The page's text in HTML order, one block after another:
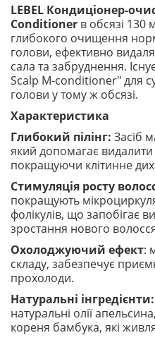
LEBEL Кондиціонер-
Conditioner в обсязі
глибокого очищення
голови, ефективно
сала та забруднення.
Scalp M-conditioner" для
голови у тому ж обсязі.
Характеристикa
Глибокий пілінг: Засіб
який допомагає видалити
покращуючи клітинне
Стимуляція росту
покращують
фолікулів, що запобігає
зростання нового
Охолоджуючий ефект:
складу, забезпечує
прохолоди.
Натуральні інгредієнти:
натуральні олії
кореня бамбука, які